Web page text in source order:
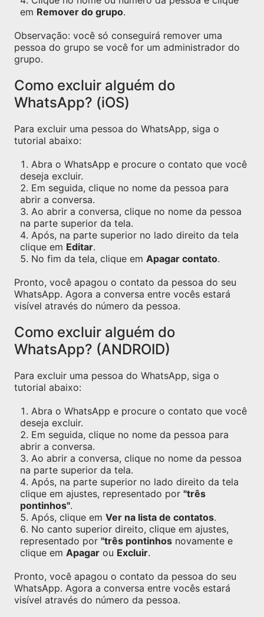
em Remover do grupo.
Observação: você só conseguirá remover uma
pessoa do grupo se você for um administrador do
grupo.
Como excluir alguém do
WhatsApp? (iOS)
Para excluir uma pessoa do WhatsApp, siga o
tutorial abaixo:
Abra o WhatsApp e procure o contato que você
deseja excluir.
Em seguida, clique no nome da pessoa para
abrir a conversa.
Ao abrir a conversa, clique no nome da pessoa
na parte superior da tela.
Após, na parte superior no lado direito da tela
clique em Editar.
No fim da tela, clique em Apagar contato.
Pronto, você apagou o contato da pessoa do seu
WhatsApp. Agora a conversa entre vocês estará
visível através do número da pessoa.
Como excluir alguém do
WhatsApp? (ANDROID)
Para excluir uma pessoa do WhatsApp, siga o
tutorial abaixo:
Abra o WhatsApp e procure o contato que você
deseja excluir.
Em seguida, clique no nome da pessoa para
abrir a conversa.
Ao abrir a conversa, clique no nome da pessoa
na parte superior da tela.
Após, na parte superior no lado direito da tela
clique em ajustes, representado por "três
pontinhos".
Após, clique em Ver na lista de contatos.
No canto superior direito, clique em ajustes,
representado por "três pontinhos novamente e
clique em Apagar ou Excluir.
Pronto, você apagou o contato da pessoa do seu
WhatsApp. Agora a conversa entre vocês estará
visível através do número da pessoa.